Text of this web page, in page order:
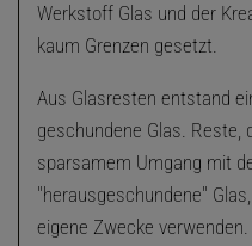
Werkstoff Glas und der
kaum Grenzen gesetzt.
Aus Glasresten entstand
geschundene Glas. Reste,
sparsamem Umgang mit
"herausgeschundene"
eigene Zwecke